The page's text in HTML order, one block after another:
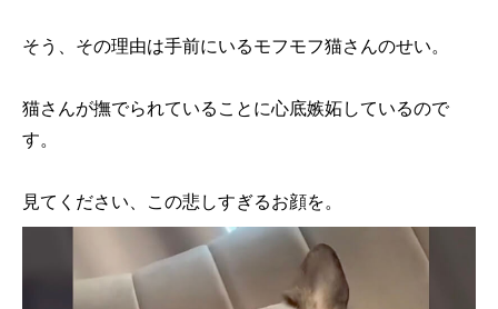
そう、その理由は手前にいるモフモフ猫さんのせい。
猫さんが撫でられていることに心底嫉妬しているので
す。
見てください、この悲しすぎるお顔を。